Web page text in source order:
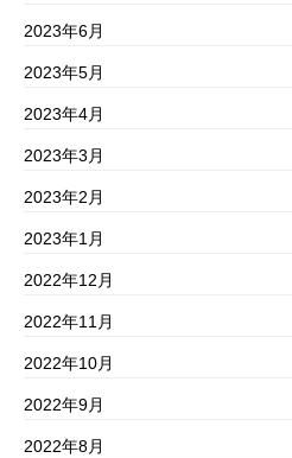
2023年6月
2023年5月
2023年4月
2023年3月
2023年2月
2023年1月
2022年12月
2022年11月
2022年10月
2022年9月
2022年8月